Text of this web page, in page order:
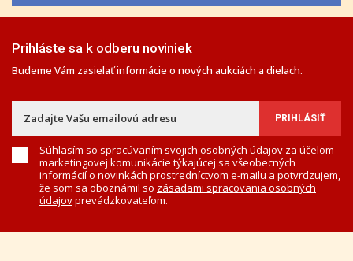
Prihláste sa k odberu noviniek
Budeme Vám zasielať informácie o nových aukciách a dielach.
Súhlasím so spracúvaním svojich osobných údajov za účelom
marketingovej komunikácie týkajúcej sa všeobecných
informácií o novinkách prostredníctvom e-mailu a potvrdzujem,
že som sa oboznámil so zásadami spracovania osobných
údajovprevádzkovateľom.